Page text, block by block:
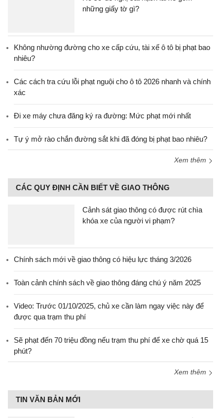
những giấy tờ gì?
Không nhường đường cho xe cấp cứu, tài xế ô tô bị phạt bao
nhiêu?
Các cách tra cứu lỗi phạt nguội cho ô tô 2026 nhanh và chính
xác
Đi xe máy chưa đăng ký ra đường: Mức phạt mới nhất
Tự ý mở rào chắn đường sắt khi đã đóng bị phạt bao nhiêu?
Xem thêm
CÁC QUY ĐỊNH CẦN BIẾT VỀ GIAO THÔNG
Cảnh sát giao thông có được rút chìa
khóa xe của người vi phạm?
Chính sách mới về giao thông có hiệu lực tháng 3/2026
Toàn cảnh chính sách về giao thông đáng chú ý năm 2025
Video: Trước 01/10/2025, chủ xe cần làm ngay việc này để
được qua trạm thu phí
Sẽ phạt đến 70 triệu đồng nếu trạm thu phí để xe chờ quá 15
phút?
Xem thêm
TIN VĂN BẢN MỚI